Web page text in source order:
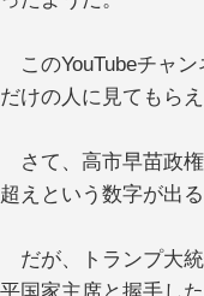
このYouTubeチャ
だけの人に見てもら
さて、高市早苗政
超えという数字が出
だが、トランプ大